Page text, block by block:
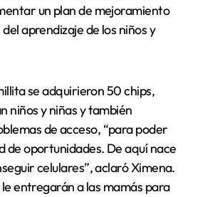
un plan de mejoramiento
aprendizaje de los niños y
se adquirieron 50 chips,
niños y niñas y también
de acceso, “para poder
de oportunidades. De aquí nace
celulares”, aclaró Ximena.
le entregarán a las mamás para